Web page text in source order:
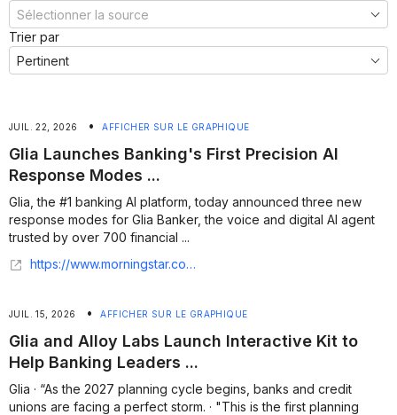
Trier par
JUIL. 22, 2026 • AFFICHER SUR LE GRAPHIQUE
Glia Launches Banking's First Precision AI
Response Modes ...
Glia, the #1 banking AI platform, today announced three new
response modes for Glia Banker, the voice and digital AI agent
trusted by over 700 financial ...
https://www.morningstar.com/news/business-wire/20260721027268/glia-launches-bankings-first-precision-ai-response-modes-offering-agentic-experiences-without-unconstrained-risk
JUIL. 15, 2026 • AFFICHER SUR LE GRAPHIQUE
Glia and Alloy Labs Launch Interactive Kit to
Help Banking Leaders ...
Glia · “As the 2027 planning cycle begins, banks and credit
unions are facing a perfect storm. · "This is the first planning